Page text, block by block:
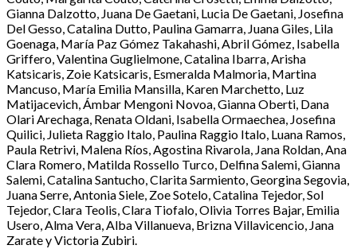
Gianna Dalzotto, Juana De Gaetani, Lucia De Gaetani, Josefina
Del Gesso, Catalina Dutto, Paulina Gamarra, Juana Giles, Lila
Goenaga, María Paz Gómez Takahashi, Abril Gómez, Isabella
Griffero, Valentina Guglielmone, Catalina Ibarra, Arisha
Katsicaris, Zoie Katsicaris, Esmeralda Malmoria, Martina
Mancuso, María Emilia Mansilla, Karen Marchetto, Luz
Matijacevich, Ámbar Mengoni Novoa, Gianna Oberti, Dana
Olari Arechaga, Renata Oldani, Isabella Ormaechea, Josefina
Quilici, Julieta Raggio Italo, Paulina Raggio Italo, Luana Ramos,
Paula Retrivi, Malena Ríos, Agostina Rivarola, Jana Roldan, Ana
Clara Romero, Matilda Rossello Turco, Delfina Salemi, Gianna
Salemi, Catalina Santucho, Clarita Sarmiento, Georgina Segovia,
Juana Serre, Antonia Siele, Zoe Sotelo, Catalina Tejedor, Sol
Tejedor, Clara Teolis, Clara Tiofalo, Olivia Torres Bajar, Emilia
Usero, Alma Vera, Alba Villanueva, Brizna Villavicencio, Jana
Zarate y Victoria Zubiri.